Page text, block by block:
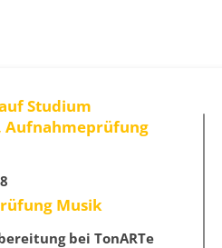
Studium
Musik
bei TonARTe